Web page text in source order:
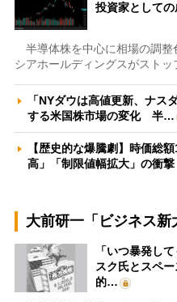
投資家として
半導体株を中心に相場の調整
シアホールディングスがスト
「NYダウは高値更新、ナス
する米国株市場の変化 半…
【歴史的な爆騰劇】時価総
高」「制限値幅拡大」の衝
大前研一「ビジネス新
「いつ暴発し
スク氏とスペ
的…